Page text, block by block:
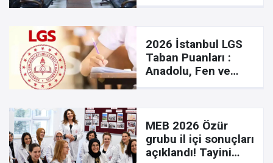
2026 İstanbul LGS
Taban Puanları :
Anadolu, Fen ve
MEB 2026 Özür
grubu il içi sonuçları
açıklandı! Tayini